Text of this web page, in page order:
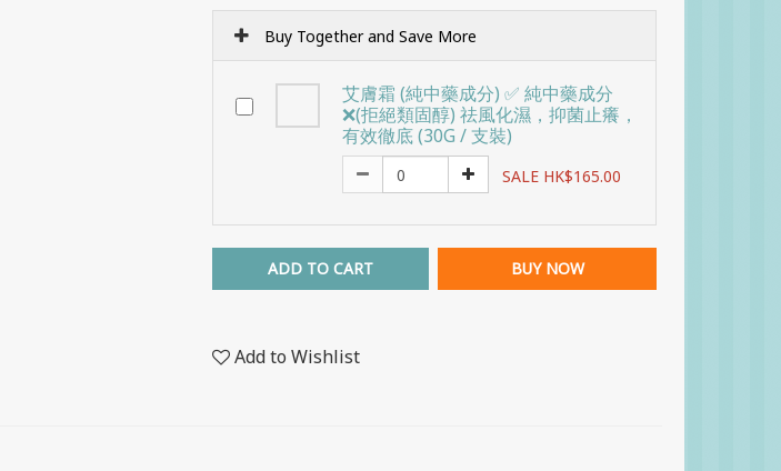
Buy Together and Save More
艾膚霜 (純中藥成分) ✅ 純中藥成分
❌(拒絕類固醇) 祛風化濕，抑菌止癢，
有效徹底 (30G / 支裝)
SALE HK$165.00
ADD TO CART BUY NOW
Add to Wishlist